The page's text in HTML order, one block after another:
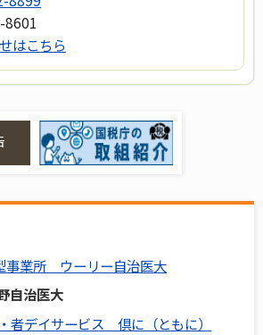
はこちら
事業所 ウーリー自治医大
自治医大
者デイサービス 倶に（ともに）